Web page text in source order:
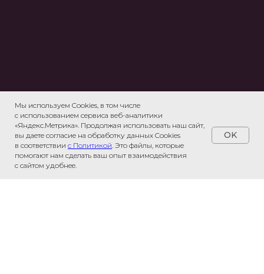
Мы используем Cookies, в том числе
с использованием сервиса веб-аналитики
«Яндекс.Метрика». Продолжая использовать наш сайт,
вы даете согласие на обработку данных Cookies
в соответствии с Политикой. Это файлы, которые
помогают нам сделать ваш опыт взаимодействия
с сайтом удобнее.
OK